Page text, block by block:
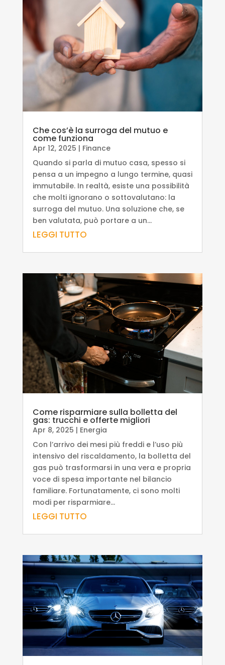
Che cos’è la surroga del mutuo e
come funziona
Apr 12, 2025 | Finance
Quando si parla di mutuo casa, spesso si
pensa a un impegno a lungo termine, quasi
immutabile. In realtà, esiste una possibilità
che molti ignorano o sottovalutano: la
surroga del mutuo. Una soluzione che, se
ben valutata, può portare a un...
LEGGI TUTTO
Come risparmiare sulla bolletta del
gas: trucchi e offerte migliori
Apr 8, 2025 | Energia
Con l’arrivo dei mesi più freddi e l’uso più
intensivo del riscaldamento, la bolletta del
gas può trasformarsi in una vera e propria
voce di spesa importante nel bilancio
familiare. Fortunatamente, ci sono molti
modi per risparmiare...
LEGGI TUTTO